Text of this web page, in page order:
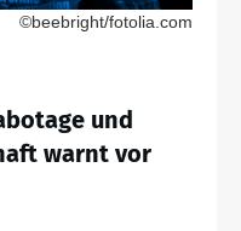
©beebright/fotolia.com
und
warnt vor